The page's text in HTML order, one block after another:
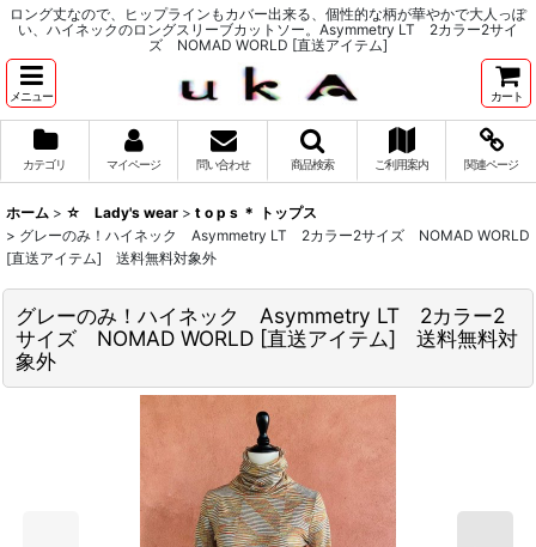
ロング丈なので、ヒップラインもカバー出来る、個性的な柄が華やかで大人っぽ
い、ハイネックのロングスリーブカットソー。Asymmetry LT 2カラー2サイ
ズ NOMAD WORLD [直送アイテム]
メニュー カート
カテゴリ マイページ 問い合わせ 商品検索 ご利用案内 関連ページ
ホーム > ☆ Lady's wear > t o p s ＊ トップス
> グレーのみ！ハイネック Asymmetry LT 2カラー2サイズ NOMAD WORLD
[直送アイテム] 送料無料対象外
グレーのみ！ハイネック Asymmetry LT 2カラー2
サイズ NOMAD WORLD [直送アイテム] 送料無料対
象外